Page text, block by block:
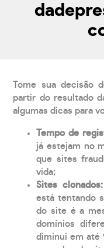
Tome sua decisão
partir do resultado
algumas dicas para
Tempo de
já estejam no
que sites
vida;
Sites clonados:
está tentando
do site é a
domínios
diminui em até